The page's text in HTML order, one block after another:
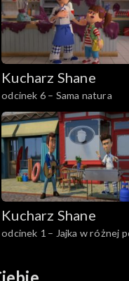
Kucharz Shane
odcinek 6 – Sama natura
Kucharz Shane
odcinek 1 – Jajka w różnej